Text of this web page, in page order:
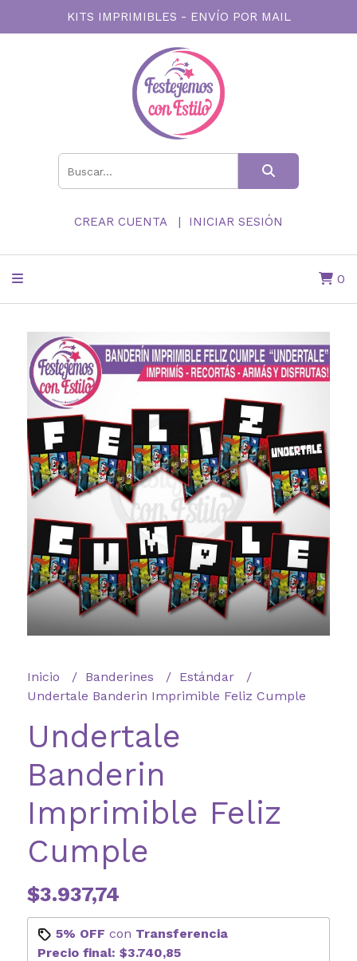
KITS IMPRIMIBLES - ENVÍO POR MAIL
CREAR CUENTA INICIAR SESIÓN
0
Inicio Banderines
Estándar
Undertale Banderin Imprimible Feliz Cumple
Undertale
Banderin
Imprimible Feliz
Cumple
$3.937,74
5% OFF con Transferencia
Precio final: $3.740,85